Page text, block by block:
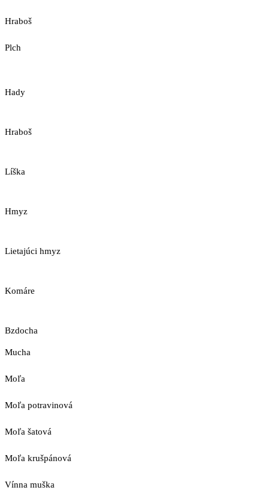
Hraboš
Plch
Hady
Hraboš
Líška
Hmyz
Lietajúci hmyz
Komáre
Bzdocha
Mucha
Moľa
Moľa potravinová
Moľa šatová
Moľa krušpánová
Vínna muška